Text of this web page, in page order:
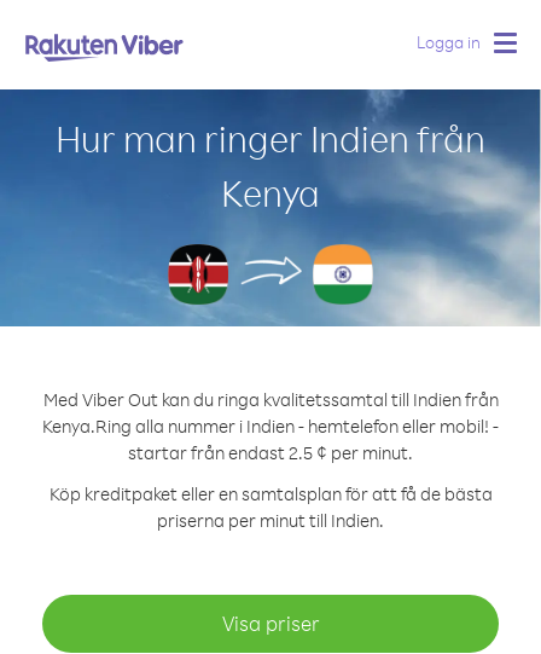
Logga in
Hur man ringer Indien från
Kenya
Med Viber Out kan du ringa kvalitetssamtal till Indien från
Kenya.Ring alla nummer i Indien - hemtelefon eller mobil! -
startar från endast 2.5 ¢ per minut.
Köp kreditpaket eller en samtalsplan för att få de bästa
priserna per minut till Indien.
Visa priser